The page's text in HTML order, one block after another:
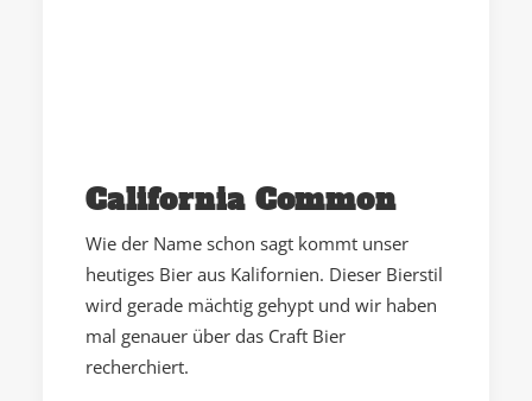
California Common
Wie der Name schon sagt kommt unser
heutiges Bier aus Kalifornien. Dieser Bierstil
wird gerade mächtig gehypt und wir haben
mal genauer über das Craft Bier
recherchiert.